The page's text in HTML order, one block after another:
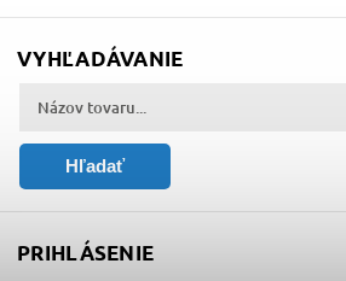
VYHĽADÁVANIE
Hľadať
PRIHLÁSENIE